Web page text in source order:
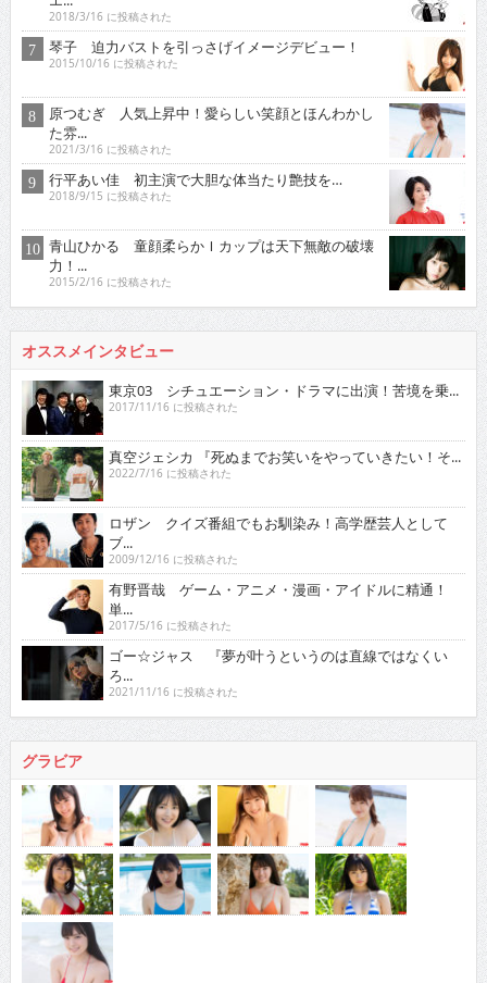
2018/3/16 に投稿された
琴子 迫力バストを引っさげイメージデビュー！
2015/10/16 に投稿された
原つむぎ 人気上昇中！愛らしい笑顔とほんわかし
た雰...
2021/3/16 に投稿された
行平あい佳 初主演で大胆な体当たり艶技を…
2018/9/15 に投稿された
青山ひかる 童顔柔らかＩカップは天下無敵の破壊
力！...
2015/2/16 に投稿された
オススメインタビュー
東京03 シチュエーション・ドラマに出演！苦境を乗...
2017/11/16 に投稿された
真空ジェシカ 『死ぬまでお笑いをやっていきたい！そ...
2022/7/16 に投稿された
ロザン クイズ番組でもお馴染み！高学歴芸人として
ブ...
2009/12/16 に投稿された
有野晋哉 ゲーム・アニメ・漫画・アイドルに精通！
単...
2017/5/16 に投稿された
ゴー☆ジャス 『夢が叶うというのは直線ではなくい
ろ...
2021/11/16 に投稿された
グラビア